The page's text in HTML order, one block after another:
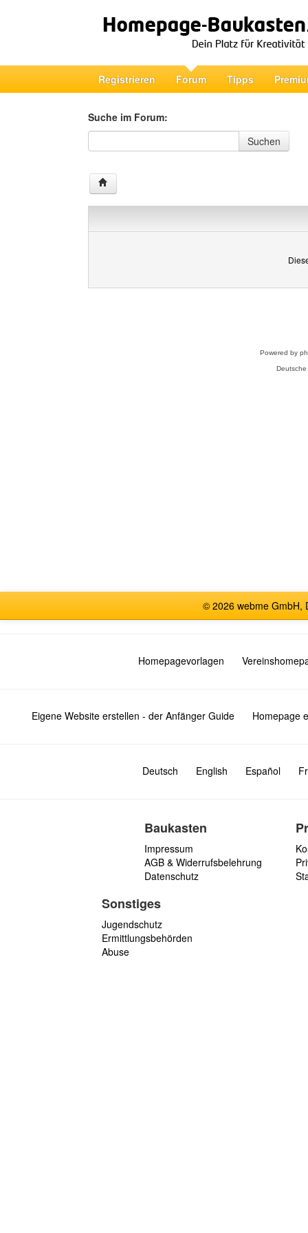
Registrieren Forum Tipps
Suche im Forum:
Suche im Forum
Suchen
Powered by
© 2026 webme GmbH,
Homepagevorlagen
Eigene Website erstellen - der Anfänger Guide Homepage
Deutsch English Español
Baukasten
Impressum
AGB & Widerrufsbelehrung
Datenschutz
Sonstiges
Jugendschutz
Ermittlungsbehörden
Abuse